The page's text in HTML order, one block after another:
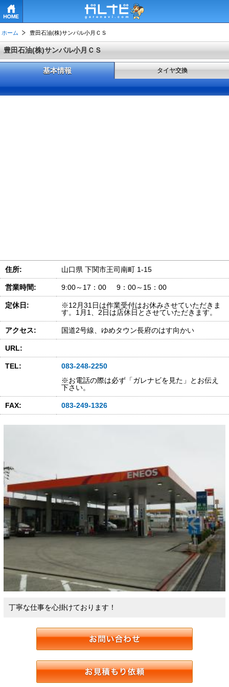
ホーム 豊田石油(株)サンパル小月ＣＳ
豊田石油(株)サンパル小月ＣＳ
基本情報 タイヤ交換
住所: 山口県 下関市王司南町 1-15
営業時間: 9:00～17：00 9：00～15：00
定休日:
※12月31日は作業受付はお休みさせていただきま
す。1月1、2日は店休日とさせていただきます。
アクセス: 国道2号線、ゆめタウン長府のはす向かい
URL:
TEL:
083-248-2250
※お電話の際は必ず「ガレナビを見た」とお伝え
下さい。
FAX: 083-249-1326
丁寧な仕事を心掛けております！